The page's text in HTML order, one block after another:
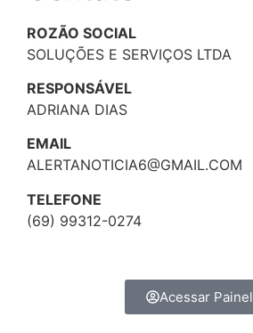
ROZÃO SOCIAL
SOLUÇÕES E SERVIÇOS LTDA
RESPONSÁVEL
ADRIANA DIAS
EMAIL
ALERTANOTICIA6@GMAIL.COM
TELEFONE
(69) 99312-0274
Acessar Painel